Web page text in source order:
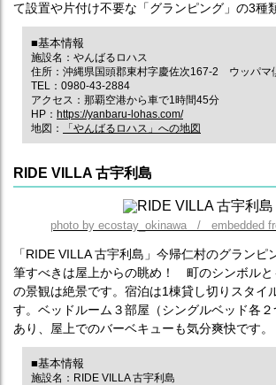
て設置や片付け不要な「グランピング」の3種
■基本情報
施設名：やんばるロハス
住所：沖縄県国頭郡東村字慶佐次167-2 ウッパマ
TEL：0980-43-2884
アクセス：那覇空港から車で1時間45分
HP： https://yanbaru-lohas.com/
地図：
「やんばるロハス」への地図
RIDE VILLA 古宇利島
photo by ecostay_okinawa / embedded
「RIDE VILLA 古宇利島」今帰仁村のグランピ
筆すべきは屋上からの眺め！ 町のシンボルと
の景観は絶景です。宿泊は1棟貸し切りスタイ
す。ベッドルーム３部屋（シングルベッド各
あり、屋上でのバーベキューも気分爽快です。
■基本情報
施設名：RIDE VILLA 古宇利島